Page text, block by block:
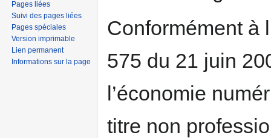
navigation
recherche
Conformément à
575 du 21 juin
l’économie
titre non
Pages liées
Suivi des pages liées
Pages spéciales
Version imprimable
Lien permanent
Informations sur la page